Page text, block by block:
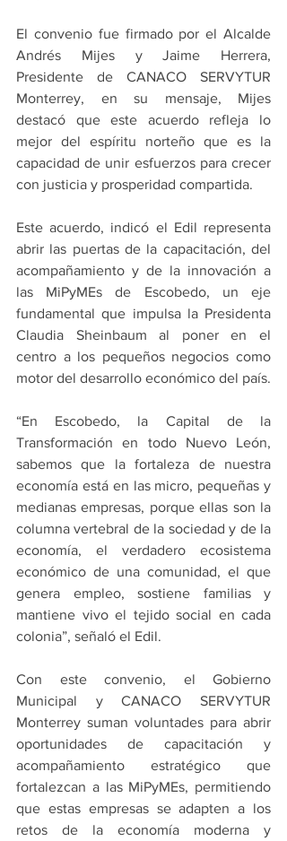
El convenio fue firmado por el Alcalde
Andrés Mijes y Jaime Herrera,
Presidente de CANACO SERVYTUR
Monterrey, en su mensaje, Mijes
destacó que este acuerdo refleja lo
mejor del espíritu norteño que es la
capacidad de unir esfuerzos para crecer
con justicia y prosperidad compartida.
Este acuerdo, indicó el Edil representa
abrir las puertas de la capacitación, del
acompañamiento y de la innovación a
las MiPyMEs de Escobedo, un eje
fundamental que impulsa la Presidenta
Claudia Sheinbaum al poner en el
centro a los pequeños negocios como
motor del desarrollo económico del país.
“En Escobedo, la Capital de la
Transformación en todo Nuevo León,
sabemos que la fortaleza de nuestra
economía está en las micro, pequeñas y
medianas empresas, porque ellas son la
columna vertebral de la sociedad y de la
economía, el verdadero ecosistema
económico de una comunidad, el que
genera empleo, sostiene familias y
mantiene vivo el tejido social en cada
colonia”, señaló el Edil.
Con este convenio, el Gobierno
Municipal y CANACO SERVYTUR
Monterrey suman voluntades para abrir
oportunidades de capacitación y
acompañamiento estratégico que
fortalezcan a las MiPyMEs, permitiendo
que estas empresas se adapten a los
retos de la economía moderna y